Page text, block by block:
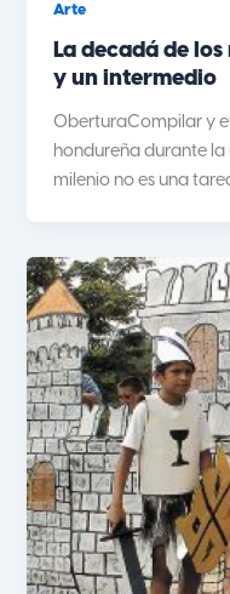
Arte
La decadá de
y un intermedio
OberturaCompilar y
hondureña durante
milenio no es una